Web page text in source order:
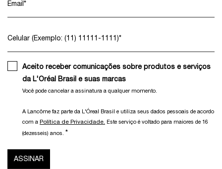
Email *
Celular (Exemplo: (11) 11111-1111)*
Aceito receber comunicações sobre produtos e serviços
da L'Oréal Brasil e suas marcas
Você pode cancelar a assinatura a qualquer momento.​
A Lancôme faz parte da L'Óreal Brasil e utiliza seus dados pessoais de acordo
com a Política de Privacidade. Este serviço é voltado para maiores de 16
(dezesseis) anos. *
ASSINAR